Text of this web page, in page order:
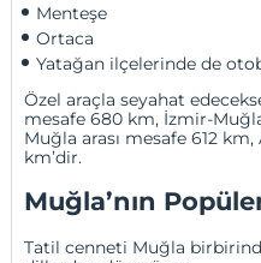
Menteşe
Ortaca
Yatağan ilçelerinde de
Özel araçla seyahat
mesafe 680 km, İzmir-
Muğla arası mesafe 612
km’dir.
Muğla’nın
Tatil cenneti Muğla